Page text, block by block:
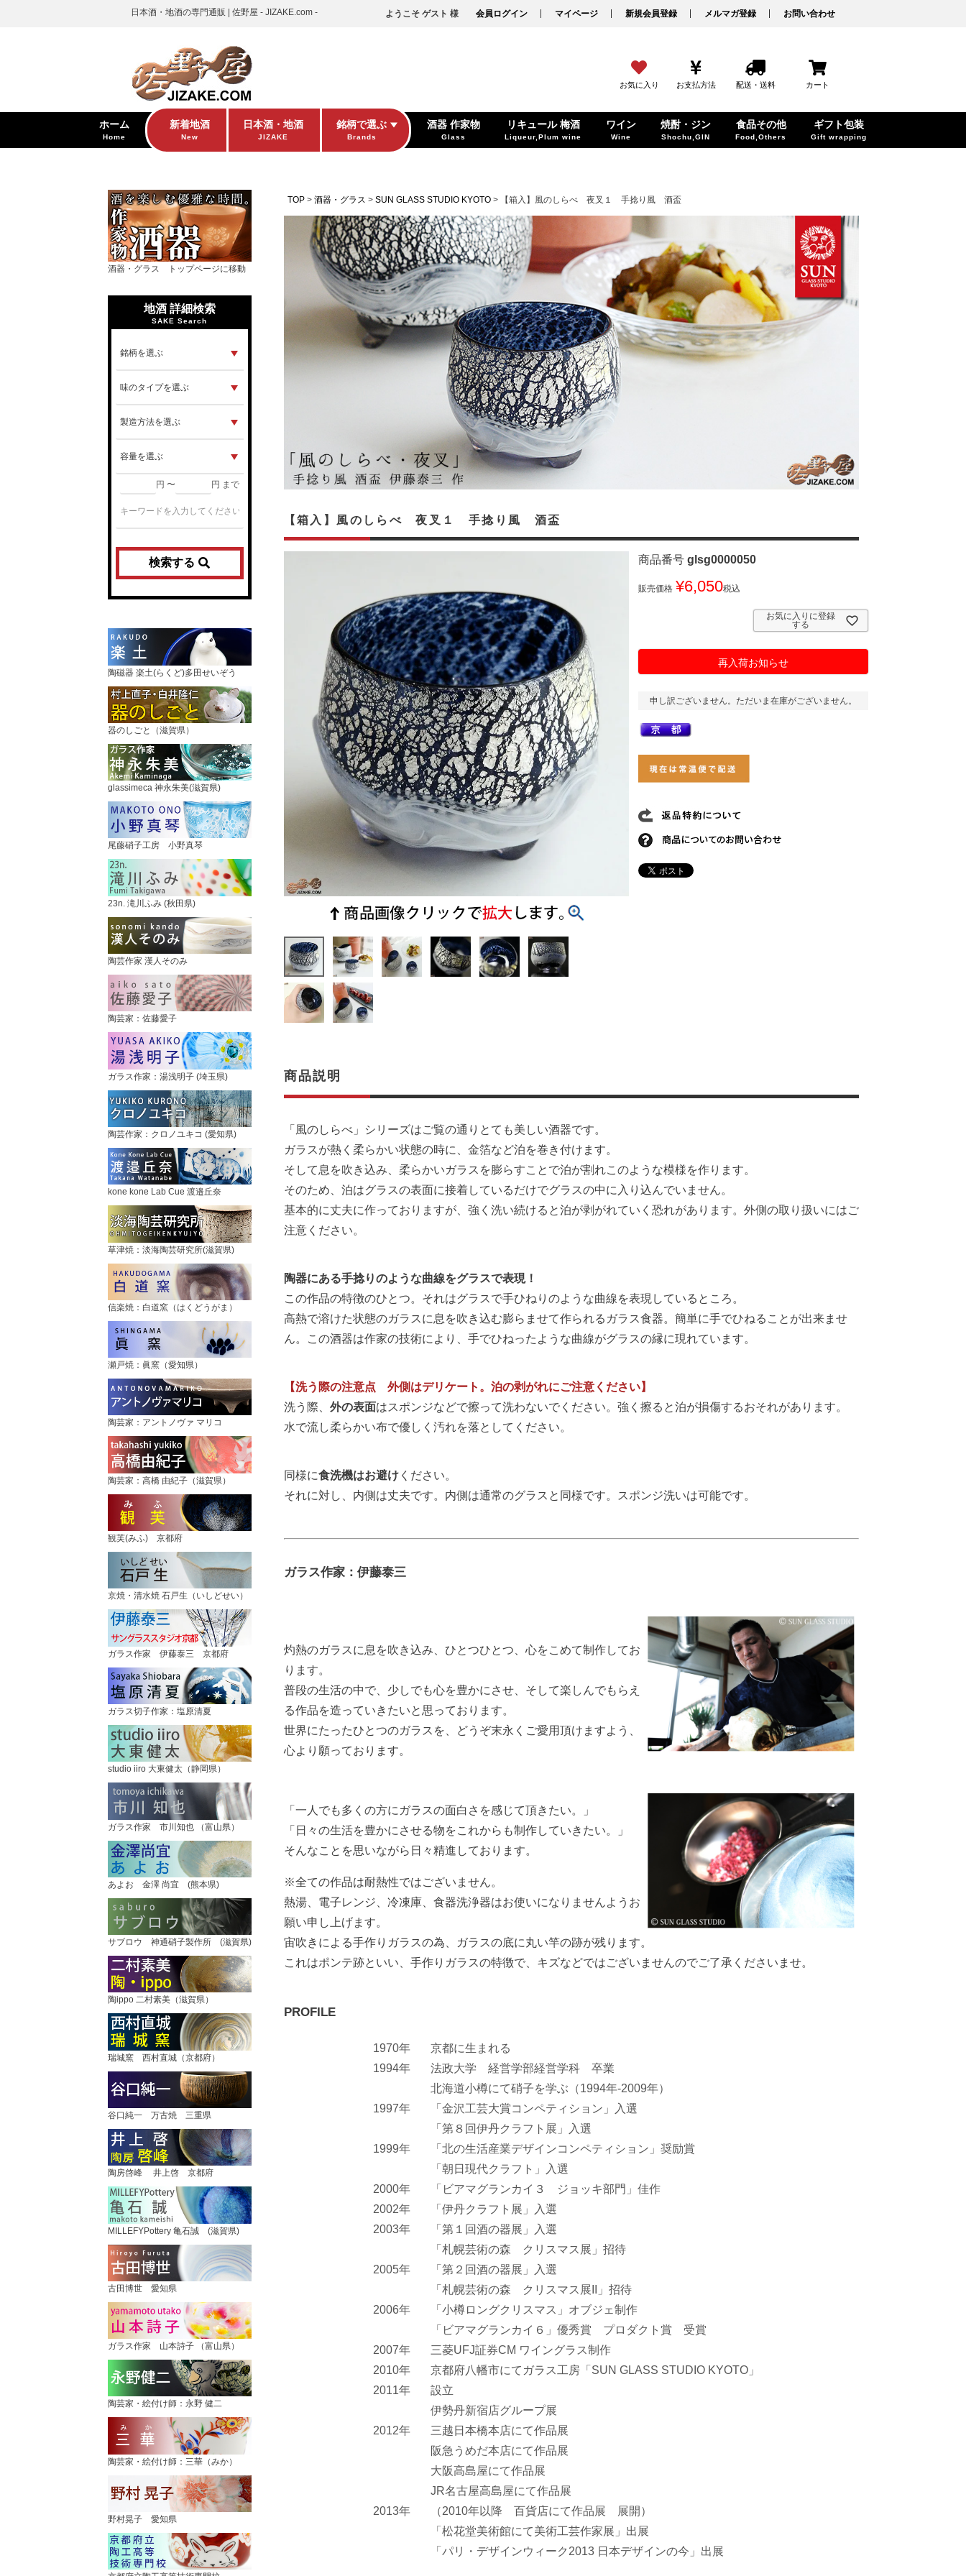
日本酒・地酒の専門通販 | 佐野屋 - JIZAKE.com - ようこそ ゲスト 様 会員ログイン マイページ 新規会員登録 メルマガ登録 お問い合わせ
お気に入り お支払方法 配送・送料 カート
ホーム
Home
新着地酒
New
日本酒・地酒
JIZAKE
銘柄で選ぶ
Brands
酒器 作家物
Glass
リキュール 梅酒
Liqueur,Plum wine
ワイン
Wine
焼酎・ジン
Shochu,GIN
食品その他
Food,Others
ギフト包装
Gift wrapping
酒器・グラス トップページに移動
地酒 詳細検索
SAKE Search
円 〜 円 まで
検索する
陶磁器 楽土(らくど)多田せいぞう
器のしごと（滋賀県）
glassimeca 神永朱美(滋賀県)
尾藤硝子工房 小野真琴
23n. 滝川ふみ (秋田県)
陶芸作家 漢人そのみ
陶芸家：佐藤愛子
ガラス作家：湯浅明子 (埼玉県)
陶芸作家：クロノユキコ (愛知県)
kone kone Lab Cue 渡邉丘奈
草津焼：淡海陶芸研究所(滋賀県)
信楽焼：白道窯（はくどうがま）
瀬戸焼：眞窯（愛知県）
陶芸家：アントノヴァ マリコ
陶芸家：高橋 由紀子（滋賀県）
観芙(みふ) 京都府
京焼・清水焼 石戸生（いしどせい）
ガラス作家 伊藤泰三 京都府
ガラス切子作家：塩原清夏
studio iiro 大東健太（静岡県）
ガラス作家 市川知也 （富山県）
あよお 金澤 尚宜 (熊本県)
サブロウ 神通硝子製作所 (滋賀県)
陶ippo 二村素美（滋賀県）
瑞城窯 西村直城（京都府）
谷口純一 万古焼 三重県
陶房啓峰 井上啓 京都府
MILLEFYPottery 亀石誠 (滋賀県)
古田博世 愛知県
ガラス作家 山本詩子 （富山県）
陶芸家・絵付け師：永野 健二
陶芸家・絵付け師：三華（みか）
野村晃子 愛知県
TOP 酒器・グラス SUN GLASS STUDIO KYOTO 【箱入】風のしらべ 夜叉１ 手捻り風 酒盃
【箱入】風のしらべ 夜叉１ 手捻り風 酒盃
商品番号 glsg0000050
販売価格 ¥6,050税込
お気に入りに登録
する
再入荷お知らせ
申し訳ございません。ただいま在庫がございません。
商品説明
「風のしらべ」シリーズはご覧の通りとても美しい酒器です。
ガラスが熱く柔らかい状態の時に、金箔など泊を巻き付けます。
そして息を吹き込み、柔らかいガラスを膨らすことで泊が割れこのような模様を作ります。
そのため、泊はグラスの表面に接着しているだけでグラスの中に入り込んでいません。
基本的に丈夫に作っておりますが、強く洗い続けると泊が剥がれていく恐れがあります。外側の取り扱いにはご
注意ください。
陶器にある手捻りのような曲線をグラスで表現！
この作品の特徴のひとつ。それはグラスで手ひねりのような曲線を表現しているところ。
高熱で溶けた状態のガラスに息を吹き込む膨らませて作られるガラス食器。簡単に手でひねることが出来ませ
ん。この酒器は作家の技術により、手でひねったような曲線がグラスの縁に現れています。
【洗う際の注意点 外側はデリケート。泊の剥がれにご注意ください】
洗う際、 外の表面はスポンジなどで擦って洗わないでください。強く擦ると泊が損傷するおそれがあります。
水で流し柔らかい布で優しく汚れを落としてください。
同様に食洗機はお避けください。
それに対し、内側は丈夫です。内側は通常のグラスと同様です。スポンジ洗いは可能です。
ガラス作家：伊藤泰三
灼熱のガラスに息を吹き込み、ひとつひとつ、心をこめて制作してお
ります。
普段の生活の中で、少しでも心を豊かにさせ、そして楽しんでもらえ
る作品を造っていきたいと思っております。
世界にたったひとつのガラスを、どうぞ末永くご愛用頂けますよう、
心より願っております。
「一人でも多くの方にガラスの面白さを感じて頂きたい。」
「日々の生活を豊かにさせる物をこれからも制作していきたい。」
そんなことを思いながら日々精進しております。
※全ての作品は耐熱性ではございません。
熱湯、電子レンジ、冷凍庫、食器洗浄器はお使いになりませんようお
願い申し上げます。
宙吹きによる手作りガラスの為、ガラスの底に丸い竿の跡が残ります。
これはポンテ跡といい、手作りガラスの特徴で、キズなどではございませんのでご了承くださいませ。
PROFILE
1970年
1994年
1997年
1999年
2000年
2002年
2003年
2005年
2006年
2007年
2010年
2011年
2012年
2013年
京都に生まれる
法政大学 経営学部経営学科 卒業
北海道小樽にて硝子を学ぶ（1994年-2009年）
「金沢工芸大賞コンペティション」入選
「第８回伊丹クラフト展」入選
「北の生活産業デザインコンペティション」奨励賞
「朝日現代クラフト」入選
「ビアマグランカイ３ ジョッキ部門」佳作
「伊丹クラフト展」入選
「第１回酒の器展」入選
「札幌芸術の森 クリスマス展」招待
「第２回酒の器展」入選
「札幌芸術の森 クリスマス展II」招待
「小樽ロングクリスマス」オブジェ制作
「ビアマグランカイ６」優秀賞 プロダクト賞 受賞
三菱UFJ証券CM ワイングラス制作
京都府八幡市にてガラス工房「SUN GLASS STUDIO KYOTO」
設立
伊勢丹新宿店グループ展
三越日本橋本店にて作品展
阪急うめだ本店にて作品展
大阪高島屋にて作品展
JR名古屋高島屋にて作品展
（2010年以降 百貨店にて作品展 展開）
「松花堂美術館にて美術工芸作家展」出展
「パリ・デザインウィーク2013 日本デザインの今」出展